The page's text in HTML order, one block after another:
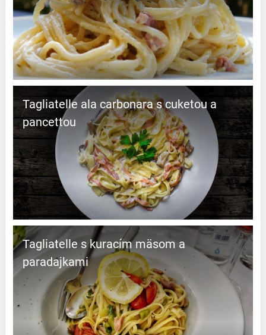
Tagliatelle ala carbonara s cuketou a
pancettou
Tagliatelle s kuracím mäsom a
paradajkami